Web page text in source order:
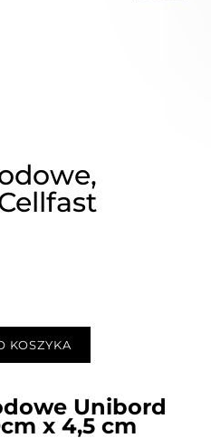
KOSZYKA
Unibord
x 4,5 cm